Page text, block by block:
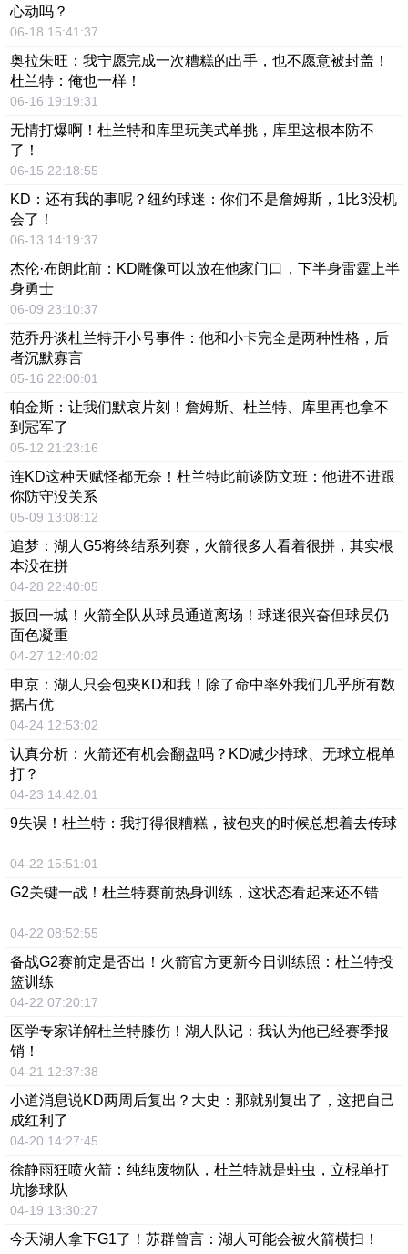
心动吗？
06-18 15:41:37
奥拉朱旺：我宁愿完成一次糟糕的出手，也不愿意被封盖！
杜兰特：俺也一样！
06-16 19:19:31
无情打爆啊！杜兰特和库里玩美式单挑，库里这根本防不
了！
06-15 22:18:55
KD：还有我的事呢？纽约球迷：你们不是詹姆斯，1比3没机
会了！
06-13 14:19:37
杰伦·布朗此前：KD雕像可以放在他家门口，下半身雷霆上半
身勇士
06-09 23:10:37
范乔丹谈杜兰特开小号事件：他和小卡完全是两种性格，后
者沉默寡言
05-16 22:00:01
帕金斯：让我们默哀片刻！詹姆斯、杜兰特、库里再也拿不
到冠军了
05-12 21:23:16
连KD这种天赋怪都无奈！杜兰特此前谈防文班：他进不进跟
你防守没关系
05-09 13:08:12
追梦：湖人G5将终结系列赛，火箭很多人看着很拼，其实根
本没在拼
04-28 22:40:05
扳回一城！火箭全队从球员通道离场！球迷很兴奋但球员仍
面色凝重
04-27 12:40:02
申京：湖人只会包夹KD和我！除了命中率外我们几乎所有数
据占优
04-24 12:53:02
认真分析：火箭还有机会翻盘吗？KD减少持球、无球立棍单
打？
04-23 14:42:01
9失误！杜兰特：我打得很糟糕，被包夹的时候总想着去传球
04-22 15:51:01
G2关键一战！杜兰特赛前热身训练，这状态看起来还不错
04-22 08:52:55
备战G2赛前定是否出！火箭官方更新今日训练照：杜兰特投
篮训练
04-22 07:20:17
医学专家详解杜兰特膝伤！湖人队记：我认为他已经赛季报
销！
04-21 12:37:38
小道消息说KD两周后复出？大史：那就别复出了，这把自己
成红利了
04-20 14:27:45
徐静雨狂喷火箭：纯纯废物队，杜兰特就是蛀虫，立棍单打
坑惨球队
04-19 13:30:27
今天湖人拿下G1了！苏群曾言：湖人可能会被火箭横扫！